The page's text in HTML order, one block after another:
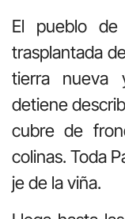
El pueblo
trasplantada
tierra nueva
detiene
cubre de
colinas. Toda
je de la viña.